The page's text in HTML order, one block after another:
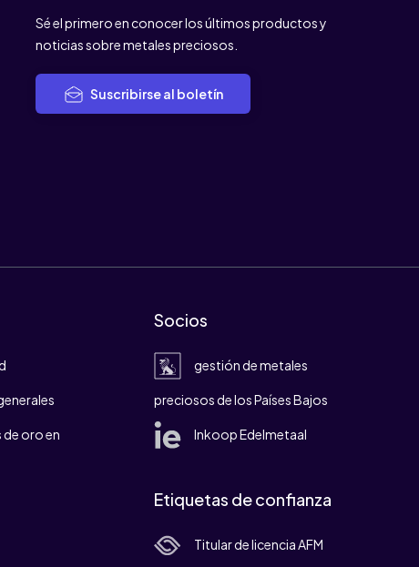
Sé el primero en conocer los últimos productos y
noticias sobre metales preciosos.
Suscribirse al boletín
oro en
Socios
gestión de metales
preciosos de los Países Bajos
Inkoop Edelmetaal
Etiquetas de confianza
Titular de licencia AFM